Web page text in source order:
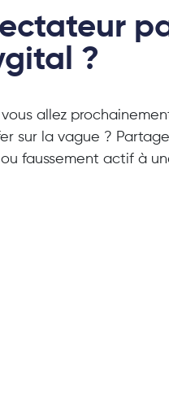
?
allez
sur la vague ?
faussement actif à